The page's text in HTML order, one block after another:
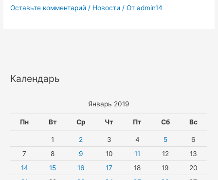
Оставьте комментарий / Новости / От admin14
Календарь
Январь 2019
Пн Вт Ср Чт Пт Сб Вс
1 2 3 4 5
6
7
8 9 10 11 12
13
14
15 16 17 18 19
20